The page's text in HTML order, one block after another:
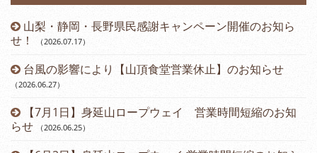
山梨・静岡・長野県民感謝キャンペーン開催のお知ら
せ！
（2026.07.17）
台風の影響により【山頂食堂営業休止】のお知らせ
（2026.06.27）
【7月1日】身延山ロープウェイ 営業時間短縮のお知
らせ
（2026.06.25）